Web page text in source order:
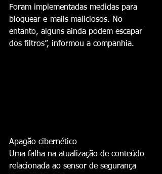
Foram implementadas medidas para
bloquear e-mails maliciosos. No
entanto, alguns ainda podem escapar
dos filtros”, informou a companhia.
Apagão cibernético
Uma falha na atualização de conteúdo
relacionada ao sensor de segurança